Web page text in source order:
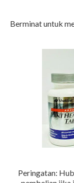
Berminat untuk
Peringatan: